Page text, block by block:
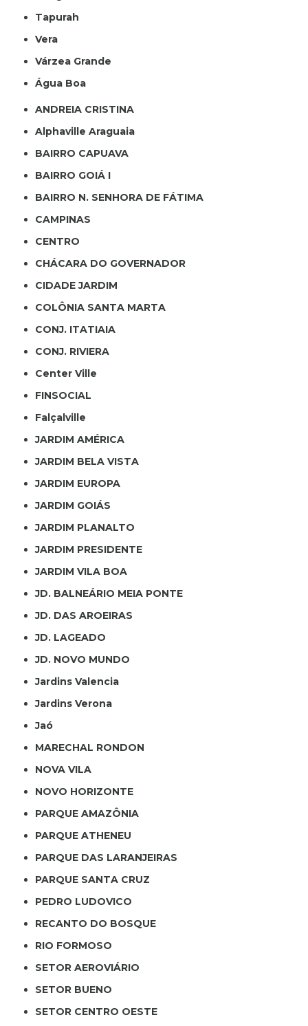
Tapurah
Vera
Várzea Grande
Água Boa
ANDREIA CRISTINA
Alphaville Araguaia
BAIRRO CAPUAVA
BAIRRO GOIÁ I
BAIRRO N. SENHORA DE FÁTIMA
CAMPINAS
CENTRO
CHÁCARA DO GOVERNADOR
CIDADE JARDIM
COLÔNIA SANTA MARTA
CONJ. ITATIAIA
CONJ. RIVIERA
Center Ville
FINSOCIAL
Falçalville
JARDIM AMÉRICA
JARDIM BELA VISTA
JARDIM EUROPA
JARDIM GOIÁS
JARDIM PLANALTO
JARDIM PRESIDENTE
JARDIM VILA BOA
JD. BALNEÁRIO MEIA PONTE
JD. DAS AROEIRAS
JD. LAGEADO
JD. NOVO MUNDO
Jardins Valencia
Jardins Verona
Jaó
MARECHAL RONDON
NOVA VILA
NOVO HORIZONTE
PARQUE AMAZÔNIA
PARQUE ATHENEU
PARQUE DAS LARANJEIRAS
PARQUE SANTA CRUZ
PEDRO LUDOVICO
RECANTO DO BOSQUE
RIO FORMOSO
SETOR AEROVIÁRIO
SETOR BUENO
SETOR CENTRO OESTE